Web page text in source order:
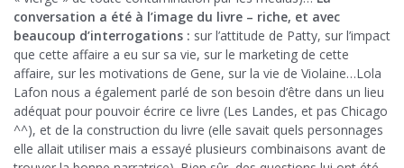
conversation a été à l’image du livre – riche, et avec
beaucoup d’interrogations : sur l’attitude de Patty, sur l’impact
que cette affaire a eu sur sa vie, sur le marketing de cette
affaire, sur les motivations de Gene, sur la vie de Violaine…Lola
Lafon nous a également parlé de son besoin d’être dans un lieu
adéquat pour pouvoir écrire ce livre (Les Landes, et pas Chicago
^^), et de la construction du livre (elle savait quels personnages
elle allait utiliser mais a essayé plusieurs combinaisons avant de